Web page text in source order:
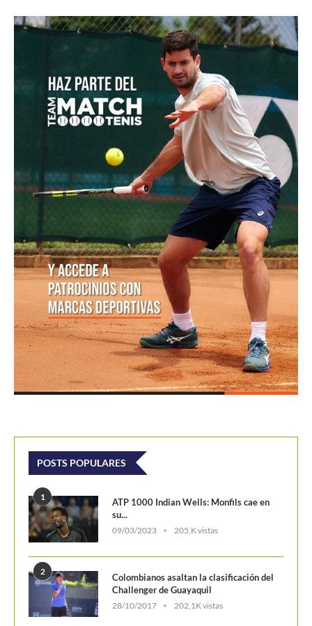
sábado 8 de agosto
Horario de la serie Colombia Vs. Paraguay que otorga
un cupo a la Billie Jean King Cup
Daniel Salazar a un paso de su 1ª final profesional en
el M15 Bielsko Biala